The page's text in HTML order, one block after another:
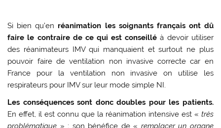
Si bien qu’en réanimation les soignants français ont dû
faire le contraire de ce qui est conseillé à devoir utiliser
des réanimateurs IMV qui manquaient et surtout ne plus
pouvoir faire de ventilation non invasive correcte car en
France pour la ventilation non invasive on utilise les
respirateurs pour IMV sur leur mode simple NI.
Les conséquences sont donc doubles pour les patients.
En effet, il est connu que la réanimation intensive est « très
problématique » : son bénéfice de « remplacer un organe